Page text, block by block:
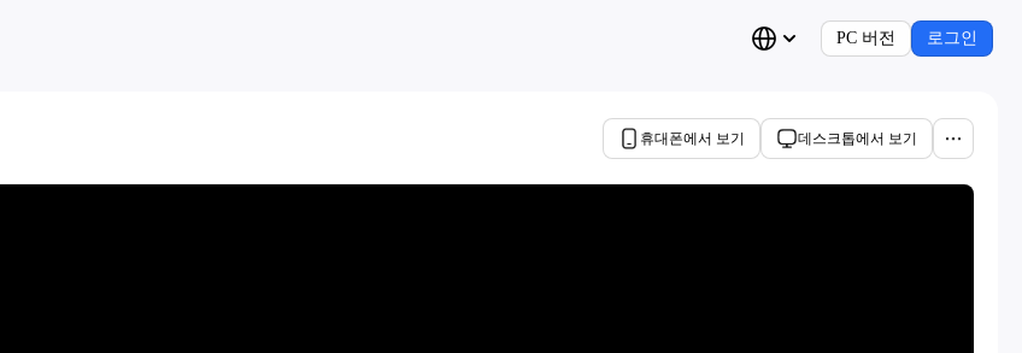
PC 버전 로그인
휴대폰에서 보기 데스크톱에서 보기